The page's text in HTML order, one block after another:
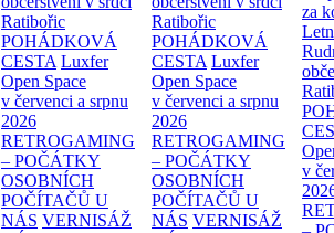
Ratibořic
POHÁDKOVÁ
CESTA Luxfer
Open Space
v červenci a srpnu
2026
RETROGAMING
– POČÁTKY
OSOBNÍCH
POČÍTAČŮ U
NÁS VERNISÁŽ
Ratibořic
POHÁDKOVÁ
CESTA Luxfer
Open Space
v červenci a srpnu
2026
RETROGAMING
– POČÁTKY
OSOBNÍCH
POČÍTAČŮ U
NÁS VERNISÁŽ
za
v